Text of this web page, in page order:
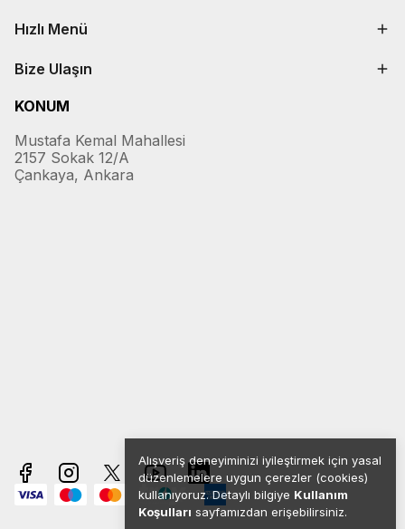
Alışveriş deneyiminizi iyileştirmek için yasal
düzenlemelere uygun çerezler (cookies)
kullanıyoruz. Detaylı bilgiye Kullanım
Koşulları sayfamızdan erişebilirsiniz.
Hızlı Menü
Bize Ulaşın
KONUM
Mustafa Kemal Mahallesi
2157 Sokak 12/A
Çankaya, Ankara